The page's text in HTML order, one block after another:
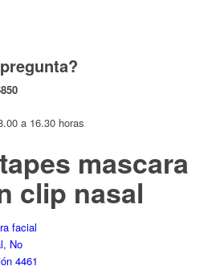
a 16.30 horas
mascara
clip nasal